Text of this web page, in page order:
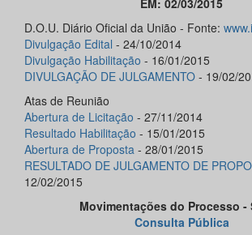
EM: 02/03/2015
D.O.U. Diário Oficial da União - Fonte:
Divulgação Edital - 24/10/2014
Divulgação Habilitação - 16/01/2015
DIVULGAÇÃO DE JULGAMENTO - 19/02/
Atas de Reunião
Abertura de Licitação - 27/11/2014
Resultado Habilitação - 15/01/2015
Abertura de Proposta - 28/01/2015
RESULTADO DE JULGAMENTO DE
12/02/2015
Movimentações do Processo -
Consulta Pública